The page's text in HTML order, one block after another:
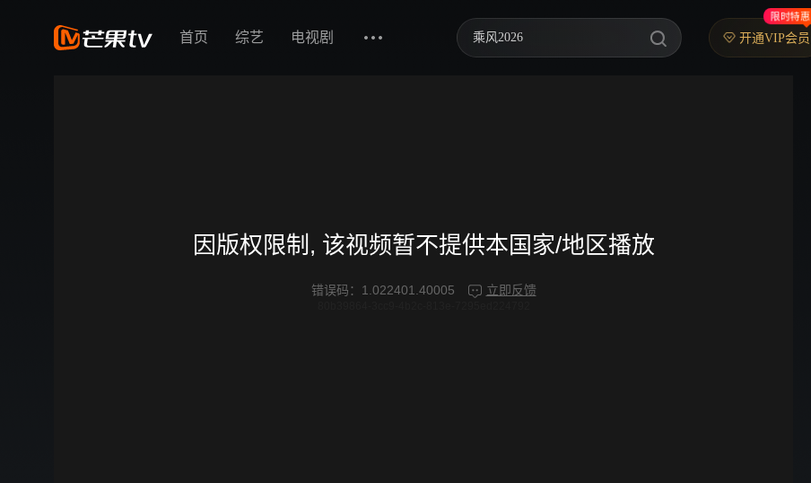
首页 综艺 电视剧 乘风2026
我们的宿舍·归心季
开通VIP会员
限时特惠
因版权限制, 该视频暂不提供本国家/地区播放
错误码： 1.022401.40005 立即反馈